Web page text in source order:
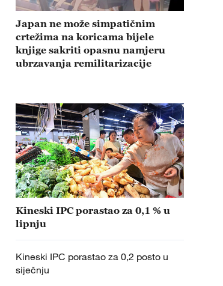
Japan ne može simpatičnim
crtežima na koricama bijele
knjige sakriti opasnu namjeru
ubrzavanja remilitarizacije
Kineski IPC porastao za 0,1 % u
lipnju
Kineski IPC porastao za 0,2 posto u
siječnju